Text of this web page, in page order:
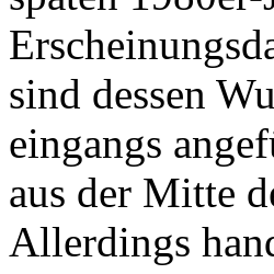
sind dessen
eingangs
aus der Mitte
Allerdings